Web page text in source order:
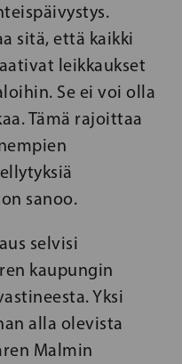
sitä, että kaikki
leikkaukset
Se ei voi olla
Tämä rajoittaa
sanoo.
selvisi
kaupungin
Yksi
alla olevista
Malmin